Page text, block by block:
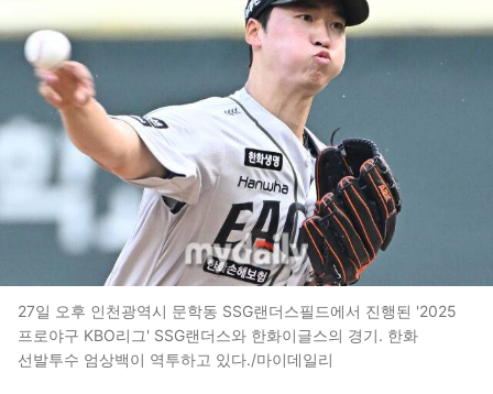
27일 오후 인천광역시 문학동 SSG랜더스필드에서 진행된 '2025
프로야구 KBO리그' SSG랜더스와 한화이글스의 경기. 한화
선발투수 엄상백이 역투하고 있다./마이데일리